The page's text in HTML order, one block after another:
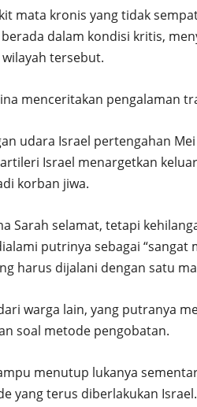
mata kronis yang tidak
dalam kondisi kritis,
tersebut.
menceritakan pengalaman
udara Israel pertengahan
Israel menargetkan
korban jiwa.
Sarah selamat, tetapi
putrinya sebagai “sangat
harus dijalani dengan satu
warga lain, yang putranya
soal metode pengobatan.
menutup lukanya
yang terus diberlakukan Israel.